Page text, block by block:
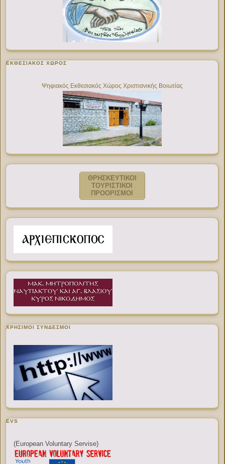
ΕΚΘΕΣΙΑΚΌΣ ΧΏΡΟΣ
Ψηφιακός Εκθεσιακός Χώρος Χριστιανικής Βοιωτίας
ΘΡΗΣΚΕΥΤΙΚΟΙ
ΤΟΥΡΙΣΤΙΚΟΙ
ΠΡΟΟΡΙΣΜΟΙ
ΧΡΉΣΙΜΟΙ ΣΎΝΔΕΣΜΟΙ
EVS
(European Voluntary Servise)